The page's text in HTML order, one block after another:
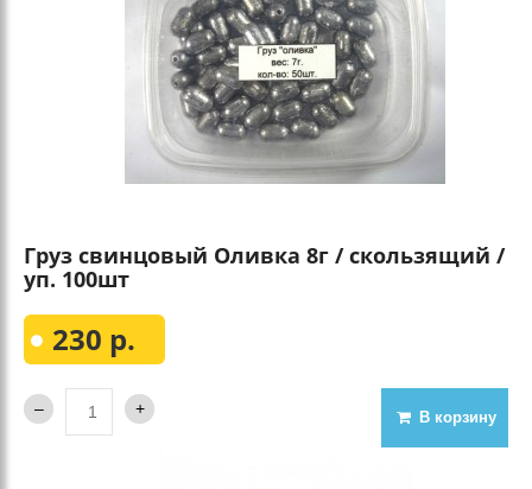
Груз свинцовый Оливка 8г / скользящий /
уп. 100шт
230 р.
В корзину